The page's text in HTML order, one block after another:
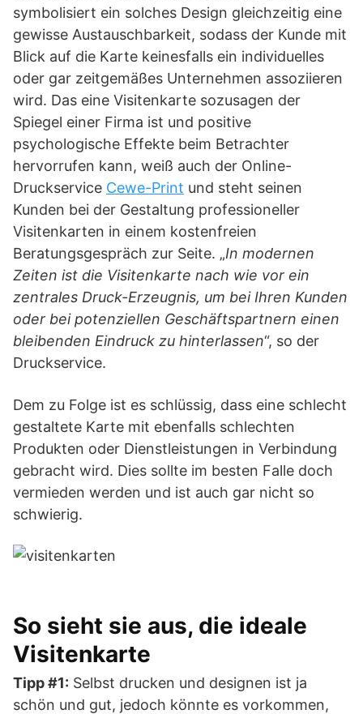
symbolisiert ein solches Design gleichzeitig eine
gewisse Austauschbarkeit, sodass der Kunde mit
Blick auf die Karte keinesfalls ein individuelles
oder gar zeitgemäßes Unternehmen assoziieren
wird. Das eine Visitenkarte sozusagen der
Spiegel einer Firma ist und positive
psychologische Effekte beim Betrachter
hervorrufen kann, weiß auch der Online-
Druckservice Cewe-Print und steht seinen
Kunden bei der Gestaltung professioneller
Visitenkarten in einem kostenfreien
Beratungsgespräch zur Seite. „In modernen
Zeiten ist die Visitenkarte nach wie vor ein
zentrales Druck-Erzeugnis, um bei Ihren Kunden
oder bei potenziellen Geschäftspartnern einen
bleibenden Eindruck zu hinterlassen“, so der
Druckservice.
Dem zu Folge ist es schlüssig, dass eine schlecht
gestaltete Karte mit ebenfalls schlechten
Produkten oder Dienstleistungen in Verbindung
gebracht wird. Dies sollte im besten Falle doch
vermieden werden und ist auch gar nicht so
schwierig.
So sieht sie aus, die ideale
Visitenkarte
Tipp #1: Selbst drucken und designen ist ja
schön und gut, jedoch könnte es vorkommen,